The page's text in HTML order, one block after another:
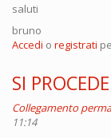
saluti
bruno
Accedi o registrati
SI
Collegamento
11:14